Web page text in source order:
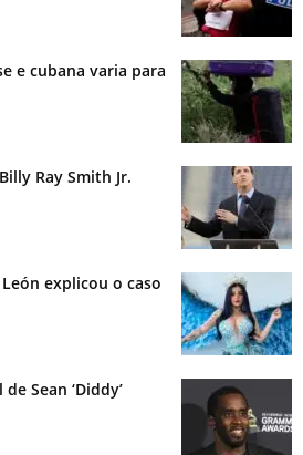
e cubana varia para
Ray Smith Jr.
explicou o caso
Sean ‘Diddy’